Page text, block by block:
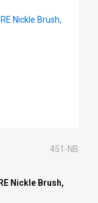
451-NB
Nickle Brush,